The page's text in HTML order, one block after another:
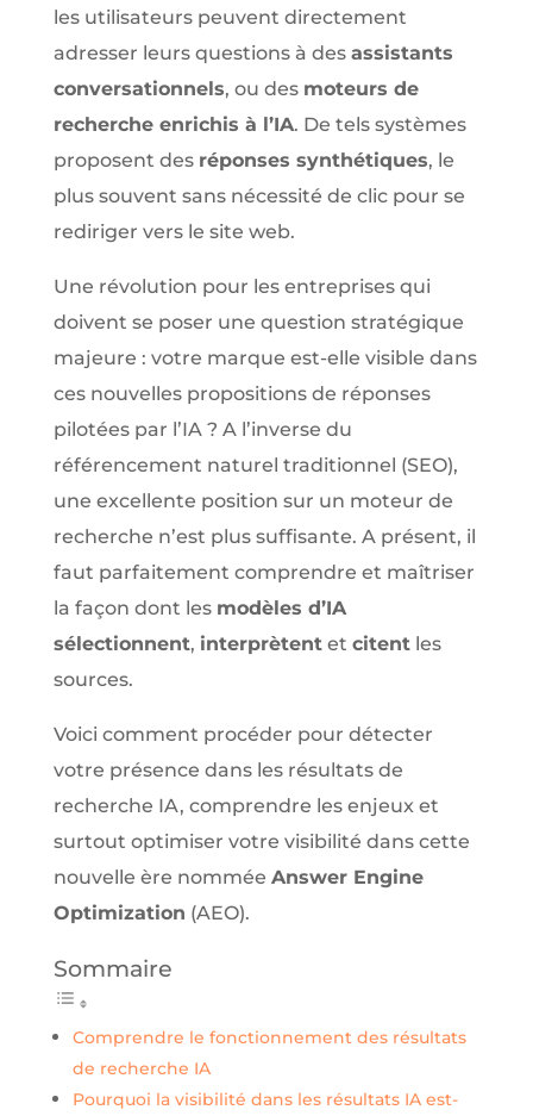
les utilisateurs peuvent directement
adresser leurs questions à des assistants
conversationnels, ou des moteurs de
recherche enrichis à l’IA. De tels systèmes
proposent des réponses synthétiques, le
plus souvent sans nécessité de clic pour se
rediriger vers le site web.
Une révolution pour les entreprises qui
doivent se poser une question stratégique
majeure : votre marque est-elle visible dans
ces nouvelles propositions de réponses
pilotées par l’IA ? A l’inverse du
référencement naturel traditionnel (SEO),
une excellente position sur un moteur de
recherche n’est plus suffisante. A présent, il
faut parfaitement comprendre et maîtriser
la façon dont les modèles d’IA
sélectionnent, interprètentet citentles
sources.
Voici comment procéder pour détecter
votre présence dans les résultats de
recherche IA, comprendre les enjeux et
surtout optimiser votre visibilité dans cette
nouvelle ère nommée Answer Engine
Optimization (AEO).
Sommaire
Comprendre le fonctionnement des résultats
de recherche IA
Pourquoi la visibilité dans les résultats IA est-